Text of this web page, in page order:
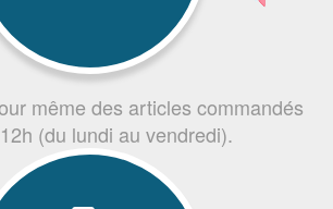
même des articles commandés
(du lundi au vendredi).